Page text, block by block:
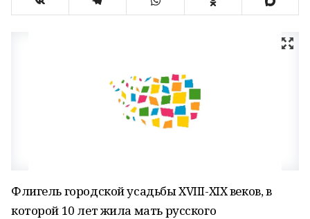
Флигель городской усадьбы XVIII-XIX веков, в
которой 10 лет жила мать русского